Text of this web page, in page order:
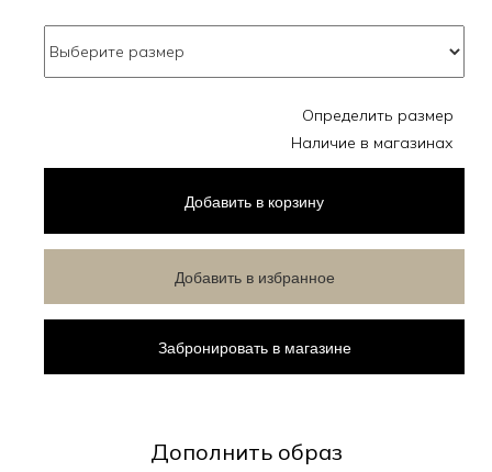
Дополнить образ
Определить размер
Наличие в магазинах
Добавить в корзину
Добавить в избранное
Забронировать в магазине